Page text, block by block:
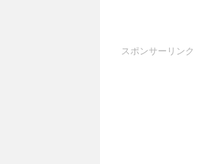
スポンサーリンク